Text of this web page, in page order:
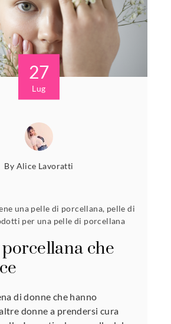
27
Lug
By Alice Lavoratti
una pelle di porcellana, pelle di
per una pelle di porcellana
che
di donne che hanno
donne a prendersi cura